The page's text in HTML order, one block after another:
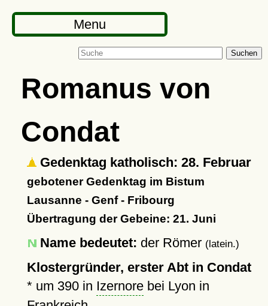
Menu
Suchen
Romanus von
Condat
Gedenktag katholisch: 28. Februar
gebotener Gedenktag im Bistum
Lausanne - Genf - Fribourg
Übertragung der Gebeine: 21. Juni
Name bedeutet: der Römer (latein.)
Klostergründer, erster Abt in Condat
* um 390in Izernorebei Lyon in